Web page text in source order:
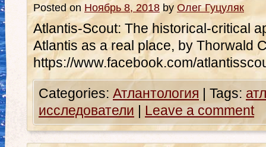
Posted on Ноябрь 8, 2018 by Олег Гуцуляк
Atlantis-Scout: The historical-critical
Atlantis as a real place, by Thorwald
https://www.facebook.com/
Categories: Атлантология | Tags:
исследователи | Leave a comment